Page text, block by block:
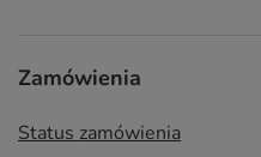
Zamówienia
Status zamówienia